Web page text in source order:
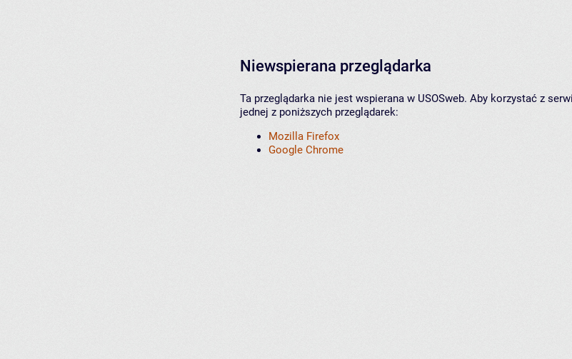
Niewspierana przeglądarka
Ta przeglądarka nie jest wspierana w USOSweb. Aby korzystać z
jednej z poniższych przeglądarek:
Mozilla Firefox
Google Chrome